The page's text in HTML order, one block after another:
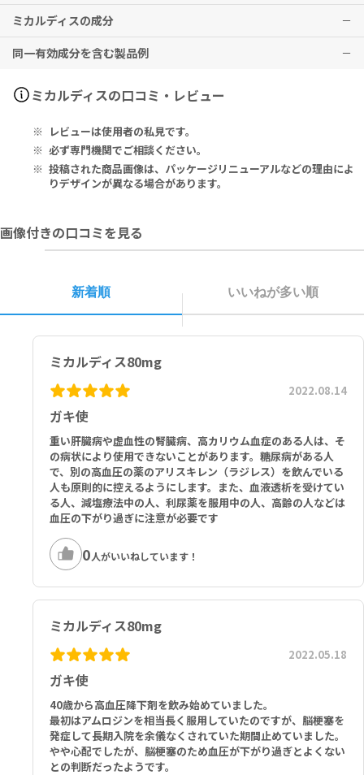
なお、年齢・症状により適宜増減するが、１日最大投与量は80mg
（1錠）までとする。
■錠剤を分割して服用される際は、下記商品のご利用を推奨いたしま
▶
ー
シンプルな錠剤カッターをご希望の方には、
（食後服用を指示されている場合は、軽食をとってから服用してくだ
さい。）ただし、次の服用時間が近いときは忘れた分の服用はしない
でください。
※2回分を一度に服用しないこと。
本剤の服用中は、車の運転など危険を伴う機械の操作はしないでくだ
さい。
本剤を食後に服用している方は、毎日食後に服用してください。
妊娠中・妊娠の可能性のある方、授乳中の方は、本剤使用前に必ず医
師にご相談ください。
直接的レニン阻害薬をお飲みの方で糖尿病の方は必ず医師・薬剤師に
■以下の方は本剤を使用しないでください。
本剤の成分に対し過敏症の既往歴のある方
アリスキレンフマル酸塩を投与中の糖尿病の方（ただし、他の降圧治
療を行ってもなお血圧のコントロールが著しく不良の方を除く）
低血圧
血管浮腫、高カリウム血症、腎機能障害、ショック、失神、意識消
失、肝機能障害、黄疸、低血糖、アナフィラキシー、間質性肺炎、横
その他、なにか異変を感じた際は速やかに医師の診察をお受けくださ
い。
ミカルディスの成分
Each Tablet Contains 80 mg Telmisartan. It Contains Sorbito
1錠中：テルミサルタン 80mg、添加剤としてソルビトール（E420）
同一有効成分を含む製品例
ミカルディス（アステラス、日本ベーリンガーインゲルハイム）、テ
ルミサルタン（第一三共エスファ、第一三共、エルメッドエーザイ、
ック、小林化工、日本薬品工業、日新製薬、陽進堂、大原薬品工業、
日本ケミファ、沢井製薬、サンド、ニプロESファーマ、鶴原製薬、東
和薬品、ニプロ、ダイト、ファイザー、マイラン、フェルゼンファー
マ、三和化学研究所、日医工、MeijiSeikaファルマ、杏林製薬、キョ
ミカルディスの口コミ・レビュー
レビューは使用者の私見です。
必ず専門機関でご相談ください。
投稿された商品画像は、パッケージリニューアルなどの理由によ
りデザインが異なる場合があります。
画像付きの口コミを見る
新着順 いいねが多い順
ミカルディス80mg
ガキ使
2022.08.14
重い肝臓病や虚血性の腎臓病、高カリウム血症のある人は、そ
の病状により使用できないことがあります。糖尿病がある人
で、別の高血圧の薬のアリスキレン（ラジレス）を飲んでいる
人も原則的に控えるようにします。また、血液透析を受けてい
る人、減塩療法中の人、利尿薬を服用中の人、高齢の人などは
血圧の下がり過ぎに注意が必要です
0人がいいねしています！
ミカルディス80mg
ガキ使
2022.05.18
40歳から高血圧降下剤を飲み始めていました。
最初はアムロジンを相当長く服用していたのですが、脳梗塞を
発症して長期入院を余儀なくされていた期間止めていました。
やや心配でしたが、脳梗塞のため血圧が下がり過ぎとよくない
との判断だったようです。